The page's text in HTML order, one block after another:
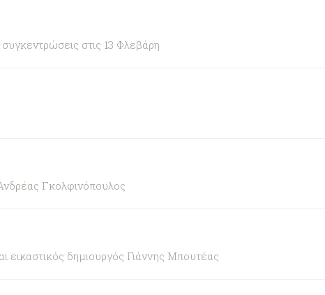
στις 13 Φλεβάρη
Γκολφινόπουλος
δημιουργός Γιάννης Μπουτέας